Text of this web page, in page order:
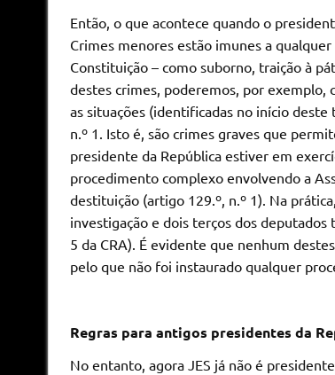
Então, o que acontece quando o
Crimes menores estão imunes a
Constituição – como suborno, traição à
destes crimes, poderemos, por exemplo,
as situações (identificadas no início
n.º 1. Isto é, são crimes graves que
presidente da República estiver em
procedimento complexo envolvendo a
destituição (artigo 129.º, n.º 1). Na
investigação e dois terços dos
5 da CRA). É evidente que nenhum
pelo que não foi instaurado qualquer
Regras para antigos presidentes da
No entanto, agora JES já não é